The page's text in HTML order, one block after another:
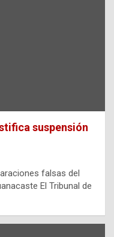
suspensión
falsas del
El Tribunal de